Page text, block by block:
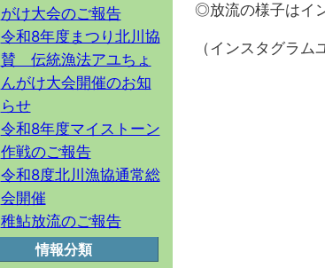
◎放流の様子はイ
（インスタグラ
がけ大会のご報告
令和8年度まつり北川協
賛 伝統漁法アユちょ
んがけ大会開催のお知
らせ
令和8年度マイストーン
作戦のご報告
令和8度北川漁協通常総
会開催
稚鮎放流のご報告
情報分類